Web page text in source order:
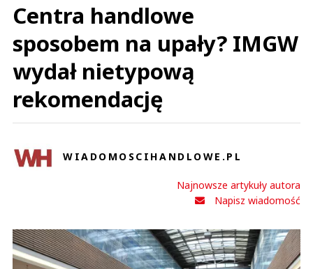
Centra handlowe
sposobem na upały? IMGW
wydał nietypową
rekomendację
WIADOMOSCIHANDLOWE.PL
Najnowsze artykuły autora
Napisz wiadomość